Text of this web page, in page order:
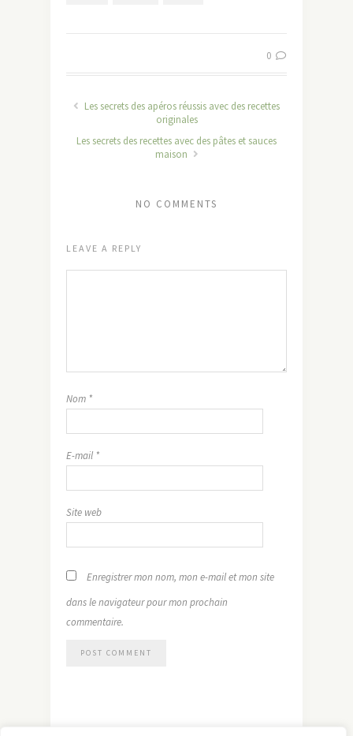
0
Les secrets des apéros réussis avec des recettes
originales
Les secrets des recettes avec des pâtes et sauces
maison
NO COMMENTS
LEAVE A REPLY
Nom *
E-mail *
Site web
Enregistrer mon nom, mon e-mail et mon site
dans le navigateur pour mon prochain
commentaire.